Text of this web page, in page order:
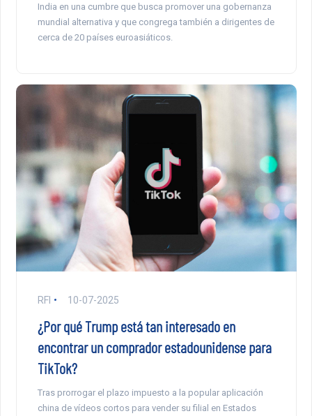
India en una cumbre que busca promover una gobernanza
mundial alternativa y que congrega también a dirigentes de
cerca de 20 países euroasiáticos.
RFI 10-07-2025
¿Por qué Trump está tan interesado en
encontrar un comprador estadounidense para
TikTok?
Tras prorrogar el plazo impuesto a la popular aplicación
china de vídeos cortos para vender su filial en Estados